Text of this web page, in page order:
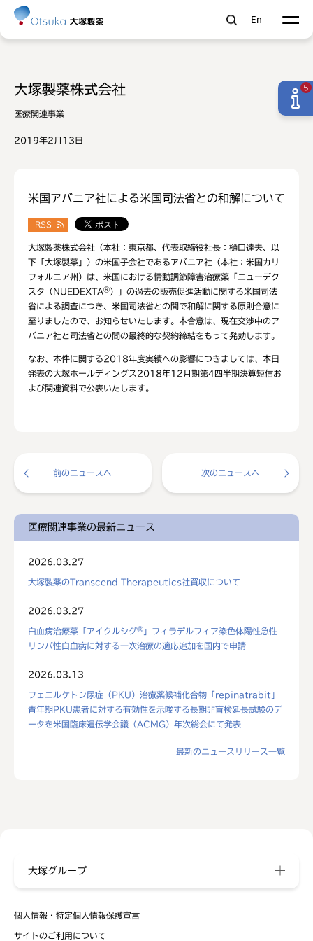
En
大塚製薬株式会社
医療関連事業
2019年2月13日
米国アバニア社による米国司法省との和解について
RSS
大塚製薬株式会社（本社：東京都、代表取締役社長：樋口達夫、以
下「大塚製薬」）の米国子会社であるアバニア社（本社：米国カリ
フォルニア州）は、米国における情動調節障害治療薬「ニューデク
スタ（NUEDEXTA®）」の過去の販売促進活動に関する米国司法
省による調査につき、米国司法省との間で和解に関する原則合意に
至りましたので、お知らせいたします。本合意は、現在交渉中のア
バニア社と司法省との間の最終的な契約締結をもって発効します。
なお、本件に関する2018年度実績への影響につきましては、本日
発表の大塚ホールディングス2018年12月期第4四半期決算短信お
よび関連資料で公表いたします。
前のニュースへ 次のニュースへ
医療関連事業の最新ニュース
2026.03.27
大塚製薬のTranscend Therapeutics社買収について
2026.03.27
白血病治療薬「アイクルシグ® 」フィラデルフィア染色体陽性急性
リンパ性白血病に対する一次治療の適応追加を国内で申請
2026.03.13
フェニルケトン尿症（PKU）治療薬候補化合物「repinatrabit」
青年期PKU患者に対する有効性を示唆する長期非盲検延長試験のデ
ータを米国臨床遺伝学会議（ACMG）年次総会にて発表
最新のニュースリリース一覧
5
個人情報・特定個人情報保護宣言
サイトのご利用について
大塚グループ